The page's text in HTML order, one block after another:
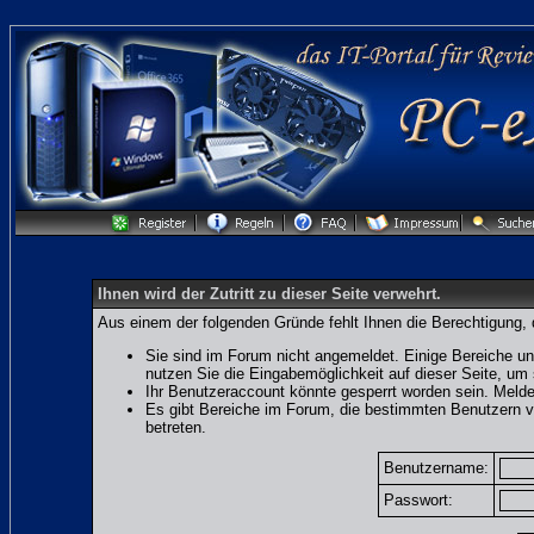
Ihnen wird der Zutritt zu dieser Seite verwehrt.
Aus einem der folgenden Gründe fehlt Ihnen die
Sie sind im Forum nicht angemeldet. Einige Bereiche
nutzen Sie die Eingabemöglichkeit auf dieser Seite,
Ihr Benutzeraccount könnte gesperrt worden sein.
Es gibt Bereiche im Forum, die bestimmten Benutzern
betreten.
Benutzername:
Passwort: